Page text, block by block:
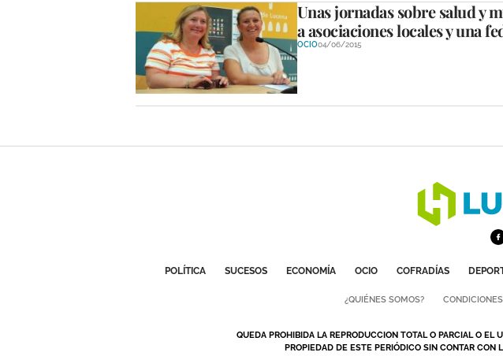
Unas jornadas sobre salud y
a asociaciones locales y una
OCIO04/06/2015
POLÍTICA SUCESOS ECONOMÍA OCIO COFRADÍAS
¿QUIÉNES SOMOS?
QUEDA PROHIBIDA LA REPRODUCCION TOTAL O PARCIAL O EL
PROPIEDAD DE ESTE PERIÓDICO SIN CONTAR